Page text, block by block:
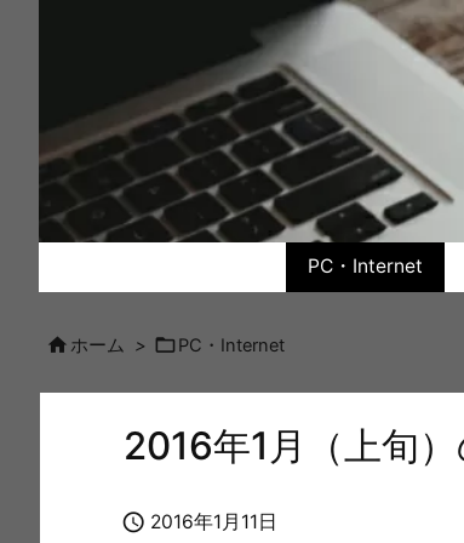
PC・Internet
 ホーム > PC・Internet
2016年1月（上旬
 2016年1月11日